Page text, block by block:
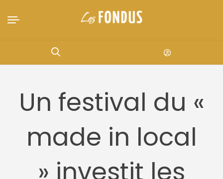
Un festival du «
made in local
» investit les